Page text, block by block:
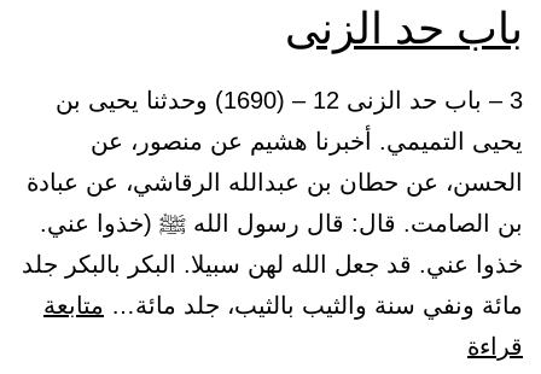
باب حد الزنى
3 – باب حد الزنى 12 – (1690) وحدثنا يحيى بن
يحيى التميمي. أخبرنا هشيم عن منصور، عن
الحسن، عن حطان بن عبدالله الرقاشي، عن عبادة
بن الصامت. قال: قال رسول الله ﷺ (خذوا عني.
خذوا عني. قد جعل الله لهن سبيلا. البكر بالبكر جلد
مائة ونفي سنة والثيب بالثيب، جلد مائة… متابعة
قراءة